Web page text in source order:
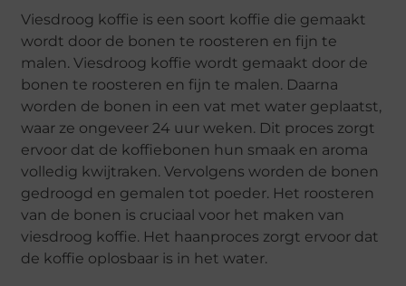
Viesdroog koffie is een soort koffie die gemaakt
wordt door de bonen te roosteren en fijn te
malen. Viesdroog koffie wordt gemaakt door de
bonen te roosteren en fijn te malen. Daarna
worden de bonen in een vat met water geplaatst,
waar ze ongeveer 24 uur weken. Dit proces zorgt
ervoor dat de koffiebonen hun smaak en aroma
volledig kwijtraken. Vervolgens worden de bonen
gedroogd en gemalen tot poeder. Het roosteren
van de bonen is cruciaal voor het maken van
viesdroog koffie. Het haanproces zorgt ervoor dat
de koffie oplosbaar is in het water.